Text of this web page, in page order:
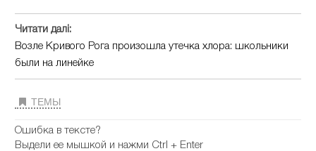
Читати далі:
Возле Кривого Рога произошла утечка хлора: школьники
были на линейке
ТЕМЫ
Ошибка в тексте?
Выдели ее мышкой и нажми Ctrl + Enter